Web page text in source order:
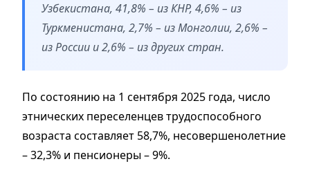
Узбекистана, 41,8% – из КНР, 4,6% – из
Туркменистана, 2,7% – из Монголии, 2,6% –
из России и 2,6% – из других стран.
По состоянию на 1 сентября 2025 года, число
этнических переселенцев трудоспособного
возраста составляет 58,7%, несовершенолетние
– 32,3% и пенсионеры – 9%.